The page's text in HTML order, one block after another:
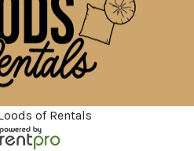
of Rentals